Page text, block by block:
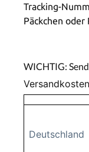
Tracking-
Päckchen
WICHTIG:
Deutschland